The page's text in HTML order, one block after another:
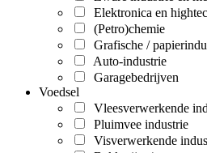
Elektronica en
(Petro)chemie
Grafische /
Auto-industrie
Garagebedrijven
Voedsel
Vleesverwerkende
Pluimvee industrie
Visverwerkende